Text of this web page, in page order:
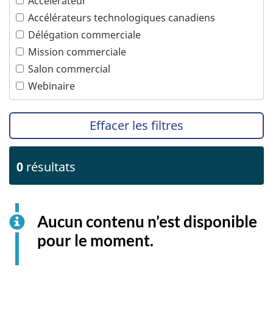
communications
Technologies océaniques
Technologies propres
Tourisme
Transports
PTPGP – Accord de Partenariat transpacifique
global et progressiste
Accélérateurs technologiques canadiens
Délégation commerciale
Mission commerciale
Salon commercial
Webinaire
Effacer les filtres
0 résultats
Aucun contenu n’est disponible
pour le moment.